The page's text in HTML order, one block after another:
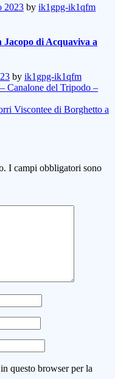
2023 by ik1gpg-ik1qfm
di Acquaviva a
by ik1gpg-ik1qfm
Canalone del Tripodo –
Viscontee di Borghetto a
I campi obbligatori sono
questo browser per la